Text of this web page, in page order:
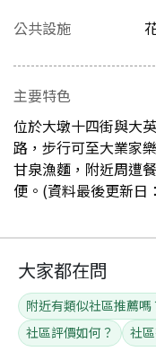
公共設施
主要特色
位於大墩十四街與大
路，步行可至大業家
甘泉漁麵，附近周遭
便。(資料最後更新日
大家都在問
附近有類似社區推薦嗎
社區評價如何？
社